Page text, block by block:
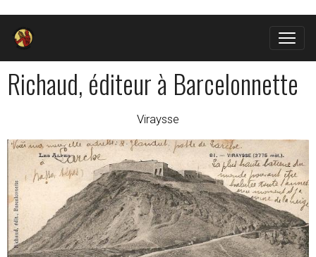
Richaud, éditeur à Barcelonnette
Viraysse